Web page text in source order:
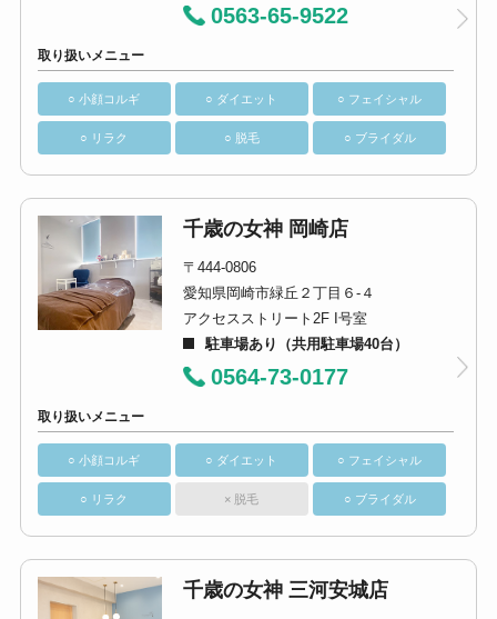
0563-65-9522
取り扱いメニュー
○ 小顔コルギ ○ ダイエット ○ フェイシャル
○ リラク ○ 脱毛 ○ ブライダル
千歳の女神 岡崎店
〒444-0806
愛知県岡崎市緑丘２丁目６-４
アクセスストリート2F I号室
駐車場あり（共用駐車場40台）
0564-73-0177
取り扱いメニュー
○ 小顔コルギ ○ ダイエット ○ フェイシャル
○ リラク × 脱毛 ○ ブライダル
千歳の女神 三河安城店